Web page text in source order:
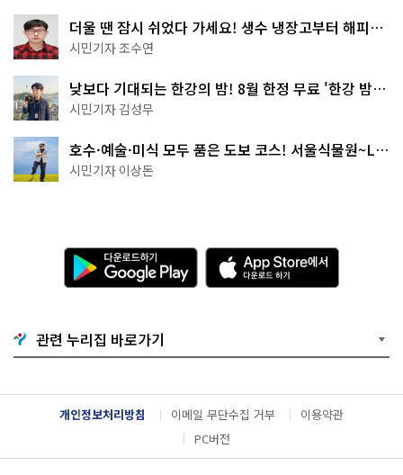
더울 땐 잠시 쉬었다 가세요! 생수 냉장고부터 해피소
·무더위쉼터까지
시민기자 조수연
낮보다 기대되는 한강의 밤! 8월 한정 무료 '한강 밤
핑' 예약은?
시민기자 김성무
호수·예술·미식 모두 품은 도보 코스! 서울식물원~LG
아트센터~마곡테라스거리
시민기자 이상돈
다
운
로
기
G
o
g
l
e
l
A
p
p
e
서
다
운
드
관련 누리집 바로가기
개인정보처리방침 이메일 무단수집 거부
이용약관
PC버전